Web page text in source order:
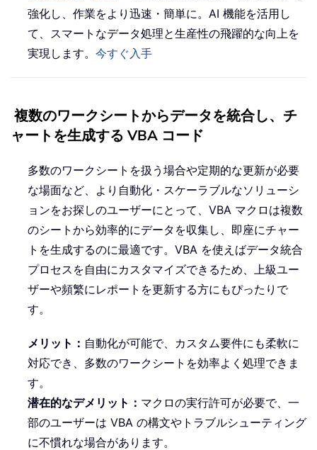
強化し、作業をより迅速・簡単に。AI 機能を活用し
て、スマートなデータ処理と生産性の飛躍的な向上を
実現します。 今すぐ入手
複数のワークシートからデータを統合し、チ
ャートを生成する VBA コード
多数のワークシートを扱う場合や定期的な更新が必要
な場面など、より自動化・スケーラブルなソリューシ
ョンをお探しのユーザーにとって、VBA マクロは複数
のシートから効率的にデータを収集し、即座にチャー
トを生成するのに最適です。VBA を使えばデータ統合
プロセスを自由にカスタマイズできるため、上級ユー
ザーや頻繁にレポートを更新する方にもぴったりで
す。
メリット： 自動化が可能で、カスタム要件にも柔軟に
対応でき、多数のワークシートを効率よく処理できま
す。
潜在的なデメリット： マクロの実行許可が必要で、一
部のユーザーは VBA の構文やトラブルシューティング
に不慣れな場合があります。